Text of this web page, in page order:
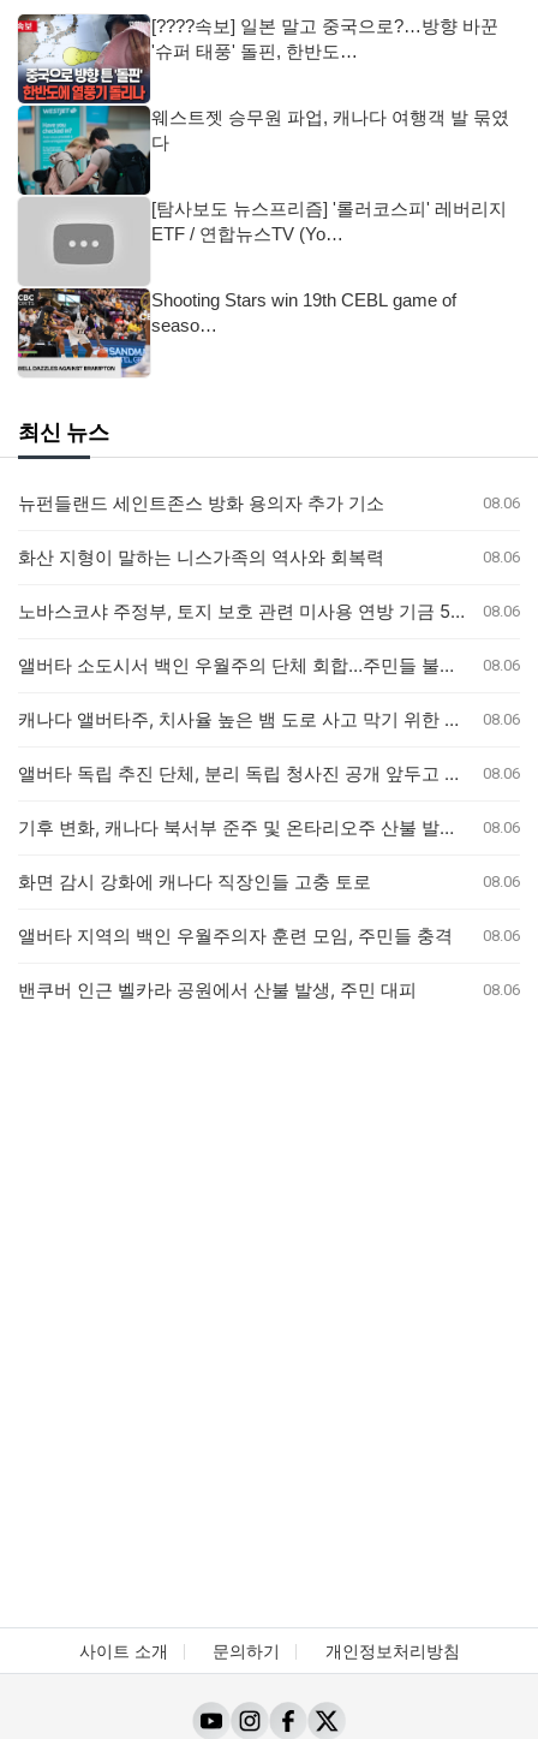
[????속보] 일본 말고 중국으로?…방향 바꾼
'슈퍼 태풍' 돌핀, 한반도…
웨스트젯 승무원 파업, 캐나다 여행객 발 묶였
다
[탐사보도 뉴스프리즘] '롤러코스피' 레버리지
ETF / 연합뉴스TV (Yo…
Shooting Stars win 19th CEBL game of
seaso…
최신 뉴스
뉴펀들랜드 세인트존스 방화 용의자 추가 기소 08.06
화산 지형이 말하는 니스가족의 역사와 회복력 08.06
노바스코샤 주정부, 토지 보호 관련 미사용 연방 기금 5백만 달러 반환 08.06
앨버타 소도시서 백인 우월주의 단체 회합…주민들 불안감 고조 08.06
캐나다 앨버타주, 치사율 높은 뱀 도로 사고 막기 위한 안전 대책 마련 08.06
앨버타 독립 추진 단체, 분리 독립 청사진 공개 앞두고 전문가 검토 착수 08.06
기후 변화, 캐나다 북서부 준주 및 온타리오주 산불 발생 가능성 두 배 높여 08.06
화면 감시 강화에 캐나다 직장인들 고충 토로 08.06
앨버타 지역의 백인 우월주의자 훈련 모임, 주민들 충격 08.06
밴쿠버 인근 벨카라 공원에서 산불 발생, 주민 대피 08.06
사이트 소개 문의하기 개인정보처리방침